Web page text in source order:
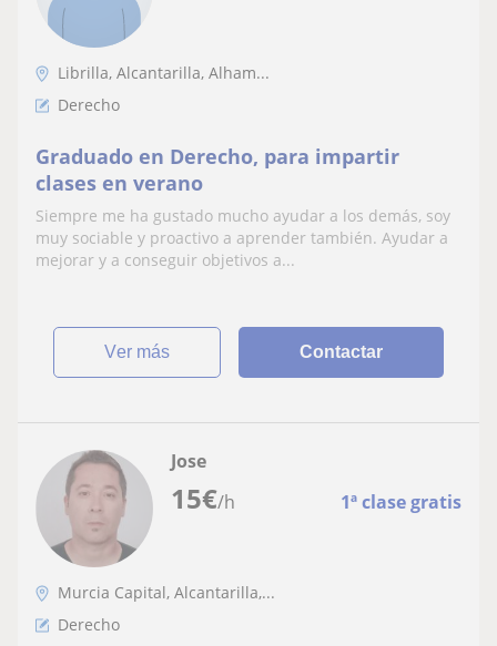
Librilla, Alcantarilla, Alham...
Derecho
Graduado en Derecho, para impartir
clases en verano
Siempre me ha gustado mucho ayudar a los demás, soy
muy sociable y proactivo a aprender también. Ayudar a
mejorar y a conseguir objetivos a...
ver más Contactar
15€/h 1ª clase gratis
Jose
Murcia Capital, Alcantarilla,...
Derecho